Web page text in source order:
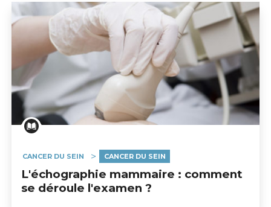
CANCER DU SEIN CANCER DU SEIN
L'échographie mammaire : comment
se déroule l'examen ?